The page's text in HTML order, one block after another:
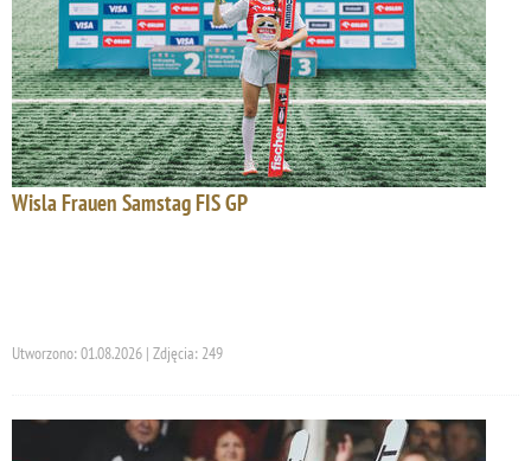
Wisla Frauen Samstag FIS GP
Utworzono: 01.08.2026 | Zdjęcia: 249